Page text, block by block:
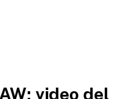
video del